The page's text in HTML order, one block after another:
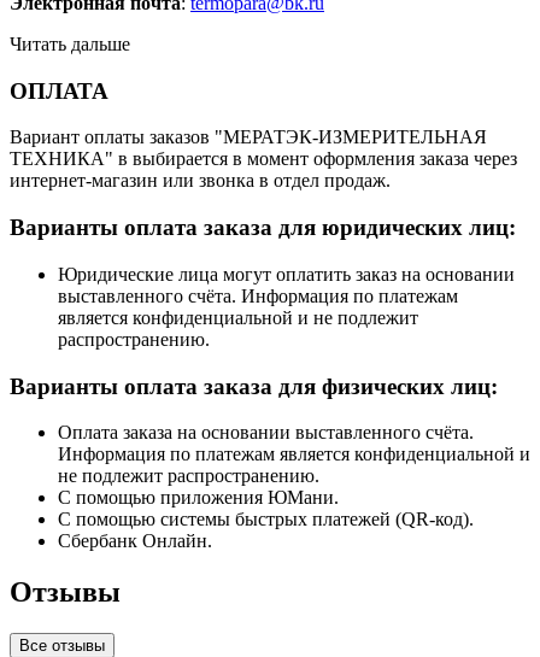
Читать дальше
ОПЛАТА
Вариант оплаты заказов "МЕРАТЭК-ИЗМЕРИТЕЛЬНАЯ
ТЕХНИКА" в выбирается в момент оформления заказа через
интернет-магазин или звонка в отдел продаж.
Варианты оплата заказа для юридических лиц:
Юридические лица могут оплатить заказ на основании
выставленного счёта. Информация по платежам
является конфиденциальной и не подлежит
распространению.
Варианты оплата заказа для физических лиц:
Оплата заказа на основании выставленного счёта.
Информация по платежам является конфиденциальной и
не подлежит распространению.
С помощью приложения ЮМани.
С помощью системы быстрых платежей (QR-код).
Сбербанк Онлайн.
Отзывы
Все отзывы